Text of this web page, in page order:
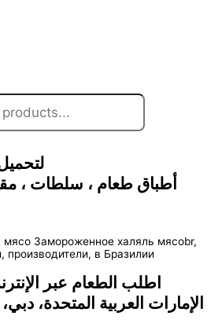
أطباق طعام ، سلطات ،
اطلب الطعام عبر
الإمارات العربية المتحدة،